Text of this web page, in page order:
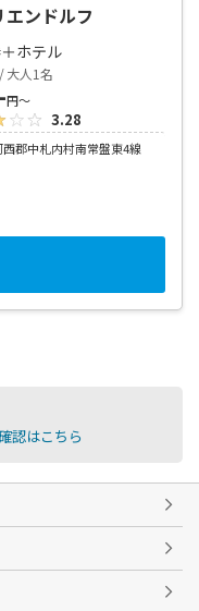
ンドルフ
ホテル
大人1名
円～
3.28
郡中札内村南常盤東4線
認はこちら